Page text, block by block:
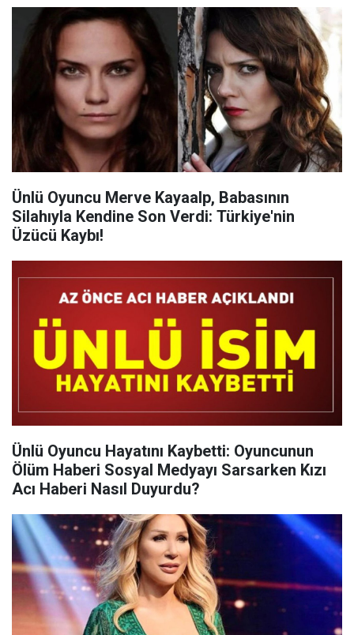
Ünlü Oyuncu Merve Kayaalp, Babasının
Silahıyla Kendine Son Verdi: Türkiye'nin
Üzücü Kaybı!
Ünlü Oyuncu Hayatını Kaybetti: Oyuncunun
Ölüm Haberi Sosyal Medyayı Sarsarken Kızı
Acı Haberi Nasıl Duyurdu?